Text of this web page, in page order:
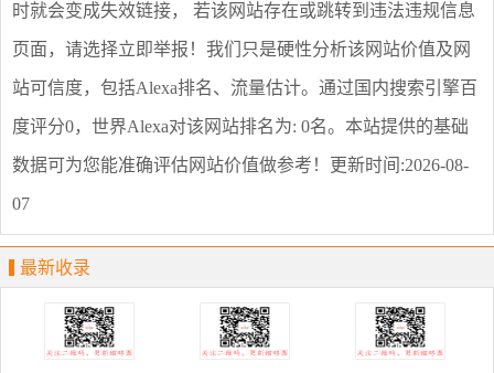
时就会变成失效链接， 若该网站存在或跳转到违法违规信息
页面，请选择立即举报 ！我们只是硬性分析该网站价值及网
站可信度，包括Alexa排名、流量估计。通过国内搜索引擎百
度评分0，世界Alexa对该网站排名为: 0名。本站提供的基础
数据可为您能准确评估网站价值做参考！ 更新时间:2026-08-
07
最新收录